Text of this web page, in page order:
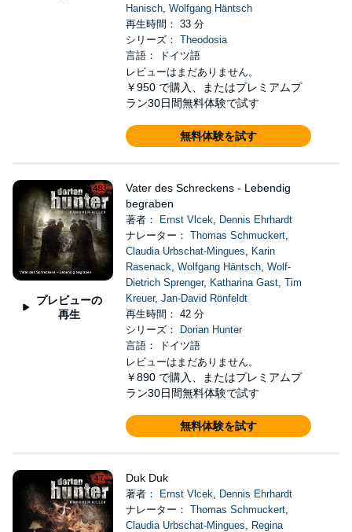
Hanisch, Wolfgang Häntsch
再生時間： 33 分
シリーズ： Theodosia
言語： ドイツ語
レビューはまだありません。
￥950 で購入、またはプレミアムプ
ラン30日間無料体験で試す
無料体験を試す
プレビューの
再生
Vater des Schreckens - Lebendig
begraben
著者： Ernst Vlcek, Dennis Ehrhardt
ナレーター： Thomas Schmuckert,
Claudia Urbschat-Mingues, Karin
Rasenack, Wolfgang Häntsch, Wolf-
Dietrich Sprenger, Katharina Gast, Tim
Kreuer, Jan-David Rönfeldt
再生時間： 42 分
シリーズ：
Dorian Hunter
言語： ドイツ語
レビューはまだありません。
￥890 で購入、またはプレミアムプ
ラン30日間無料体験で試す
無料体験を試す
Duk Duk
著者： Ernst Vlcek, Dennis Ehrhardt
ナレーター： Thomas Schmuckert,
Claudia Urbschat-Mingues, Regina